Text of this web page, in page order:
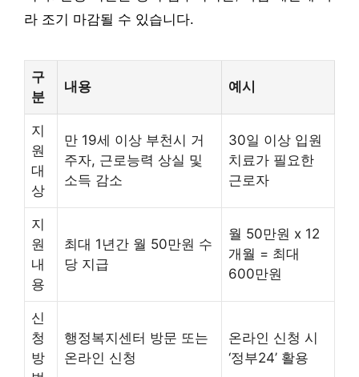
라 조기 마감될 수 있습니다.
구
분
내용 예시
지
원
대
상
만 19세 이상 부천시 거
주자, 근로능력 상실 및
소득 감소
30일 이상 입원
치료가 필요한
근로자
지
원
내
용
최대 1년간 월 50만원 수
당 지급
월 50만원 x 12
개월 = 최대
600만원
신
청
방
행정복지센터 방문 또는
온라인 신청
온라인 신청 시
‘정부24’ 활용